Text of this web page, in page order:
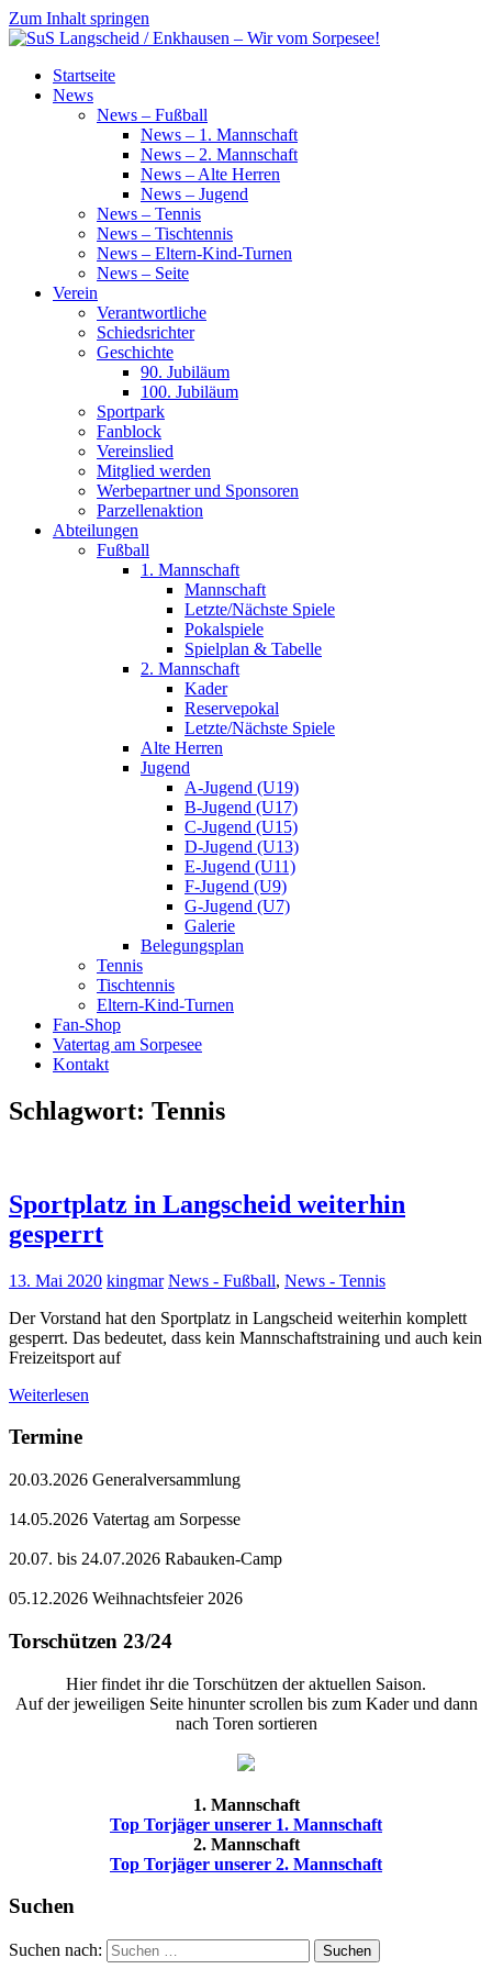
Zum Inhalt springen
SuS
Langscheid
Startseite
News
News – Fußball
News – 1. Mannschaft
News – 2. Mannschaft
News – Alte Herren
News – Jugend
News – Tennis
News – Tischtennis
News – Eltern-Kind-Turnen
News – Seite
Verein
Verantwortliche
Schiedsrichter
Geschichte
90. Jubiläum
100. Jubiläum
Sportpark
Fanblock
Vereinslied
Mitglied werden
Werbepartner und Sponsoren
Parzellenaktion
Abteilungen
Fußball
1. Mannschaft
Mannschaft
Letzte/Nächste Spiele
Pokalspiele
Spielplan & Tabelle
2. Mannschaft
Kader
Reservepokal
Letzte/Nächste Spiele
Alte Herren
Jugend
A-Jugend (U19)
B-Jugend (U17)
C-Jugend (U15)
D-Jugend (U13)
E-Jugend (U11)
F-Jugend (U9)
G-Jugend (U7)
Galerie
Belegungsplan
Tennis
Tischtennis
Eltern-Kind-Turnen
Fan-Shop
Vatertag am Sorpesee
Kontakt
Schlagwort: Tennis
Sportplatz in Langscheid weiterhin
gesperrt
13. Mai 2020 kingmar News - Fußball, News - Tennis
Der Vorstand hat den Sportplatz in Langscheid weiterhin komplett
gesperrt. Das bedeutet, dass kein Mannschaftstraining und auch kein
Freizeitsport auf
Weiterlesen
Termine
20.03.2026 Generalversammlung
14.05.2026 Vatertag am Sorpesse
20.07. bis 24.07.2026 Rabauken-Camp
05.12.2026 Weihnachtsfeier 2026
Torschützen 23/24
Hier findet ihr die Torschützen der aktuellen Saison.
Auf der jeweiligen Seite hinunter scrollen bis zum Kader und dann
nach Toren sortieren
1. Mannschaft
Top Torjäger unserer 1. Mannschaft
2. Mannschaft
Top Torjäger unserer 2. Mannschaft
Suchen
Suchen nach: Suchen